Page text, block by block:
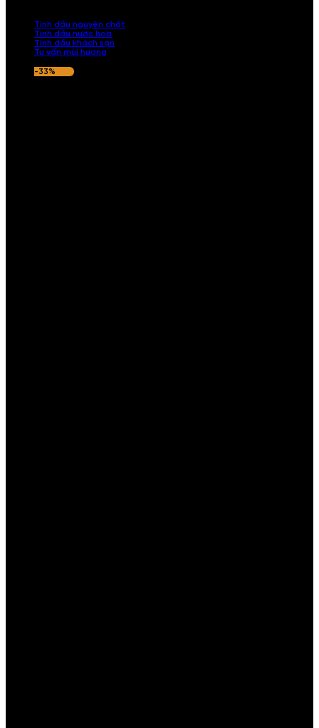
Tinh dầu nguyên chất
Tinh dầu nước hoa
Tinh dầu khách sạn
Tư vấn mùi hương
-33%